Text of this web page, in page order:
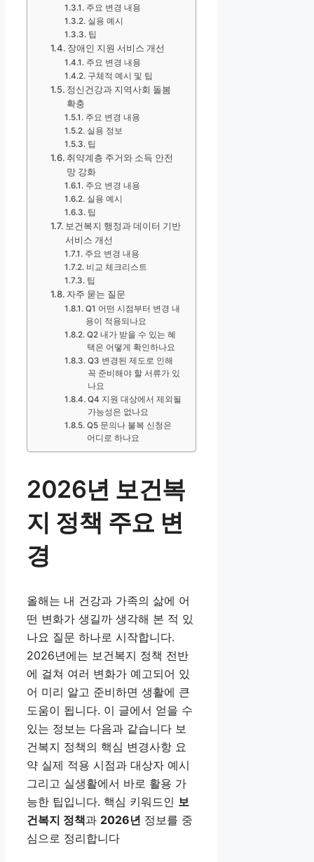
주요 변경 내용
실용 예시
팁
장애인 지원 서비스 개선
주요 변경 내용
구체적 예시 및 팁
정신건강과 지역사회 돌봄
확충
주요 변경 내용
실용 정보
팁
취약계층 주거와 소득 안전
망 강화
주요 변경 내용
실용 예시
팁
보건복지 행정과 데이터 기반
서비스 개선
주요 변경 내용
비교 체크리스트
팁
자주 묻는 질문
Q1 어떤 시점부터 변경 내
용이 적용되나요
Q2 내가 받을 수 있는 혜
택은 어떻게 확인하나요
Q3 변경된 제도로 인해
꼭 준비해야 할 서류가 있
나요
Q4 지원 대상에서 제외될
가능성은 없나요
Q5 문의나 불복 신청은
어디로 하나요
2026년 보건복
지 정책 주요 변
경
올해는 내 건강과 가족의 삶에 어
떤 변화가 생길까 생각해 본 적 있
나요 질문 하나로 시작합니다.
2026년에는 보건복지 정책 전반
에 걸쳐 여러 변화가 예고되어 있
어 미리 알고 준비하면 생활에 큰
도움이 됩니다. 이 글에서 얻을 수
있는 정보는 다음과 같습니다 보
건복지 정책의 핵심 변경사항 요
약 실제 적용 시점과 대상자 예시
그리고 실생활에서 바로 활용 가
능한 팁입니다. 핵심 키워드인 보
건복지 정책과 2026년 정보를 중
심으로 정리합니다